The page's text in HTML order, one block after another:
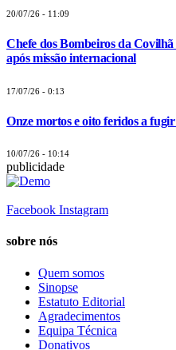
20/07/26 - 11:09
Chefe dos Bombeiros da
após missão internacional
17/07/26 - 0:13
Onze mortos e oito feridos a
10/07/26 - 10:14
publicidade
Facebook Instagram
sobre nós
Quem somos
Sinopse
Estatuto Editorial
Agradecimentos
Equipa Técnica
Donativos